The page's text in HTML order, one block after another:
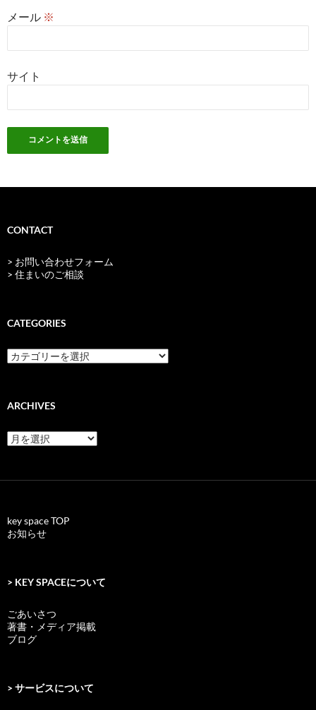
メール ※
サイト
CONTACT
> お問い合わせフォーム
> 住まいのご相談
CATEGORIES
categories
ARCHIVES
archives
key space TOP
お知らせ
> KEY SPACEについて
ごあいさつ
著書・メディア掲載
ブログ
> サービスについて